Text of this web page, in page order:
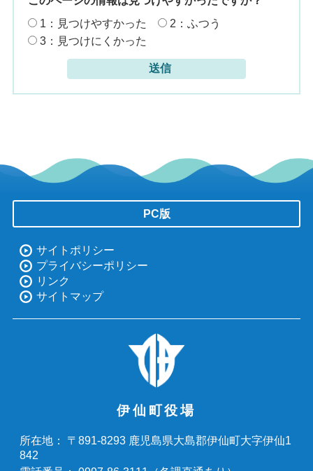
1：見つけやすかった
2：ふつう
3：見つけにくかった
PC版
サイトポリシー
プライバシーポリシー
リンク
サイトマップ
伊仙町役場
所在地：
〒891-8293 鹿児島県大島郡伊仙町大字伊仙1
842